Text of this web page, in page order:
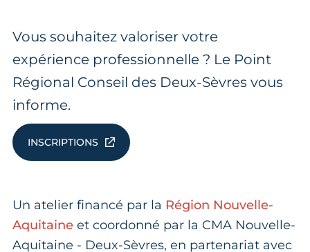
Vous souhaitez valoriser votre
expérience professionnelle ? Le Point
Régional Conseil des Deux-Sèvres vous
informe.
INSCRIPTIONS
Un atelier financé par la Région Nouvelle-
Aquitaine et coordonné par la CMA Nouvelle-
Aquitaine - Deux-Sèvres, en partenariat avec